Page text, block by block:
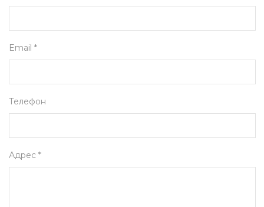
Email *
Телефон
Адрес *